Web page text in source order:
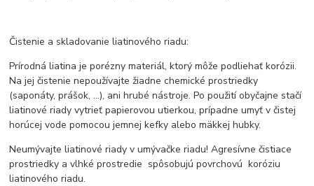
Čistenie a skladovanie liatinového riadu:
Prírodná liatina je porézny materiál, ktorý môže podliehať korózii.
Na jej čistenie nepoužívajte žiadne chemické prostriedky
(saponáty, prášok, ...), ani hrubé nástroje. Po použití obyčajne stačí
liatinové riady vytrieť papierovou utierkou, prípadne umyť v čistej
horúcej vode pomocou jemnej kefky alebo mäkkej hubky.
Neumývajte liatinové riady v umývačke riadu! Agresívne čistiace
prostriedky a vlhké prostredie spôsobujú povrchovú koróziu
liatinového riadu.